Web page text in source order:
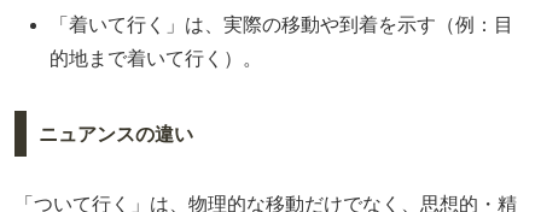
「着いて行く」は、実際の移動や到着を示す（例：目
的地まで着いて行く）。
ニュアンスの違い
「ついて行く」は、物理的な移動だけでなく、思想的・精